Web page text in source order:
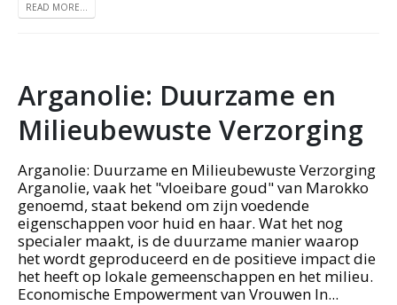
READ MORE...
Arganolie: Duurzame en
Milieubewuste Verzorging
Arganolie: Duurzame en Milieubewuste Verzorging
Arganolie, vaak het "vloeibare goud" van Marokko
genoemd, staat bekend om zijn voedende
eigenschappen voor huid en haar. Wat het nog
specialer maakt, is de duurzame manier waarop
het wordt geproduceerd en de positieve impact die
het heeft op lokale gemeenschappen en het milieu.
Economische Empowerment van Vrouwen In...